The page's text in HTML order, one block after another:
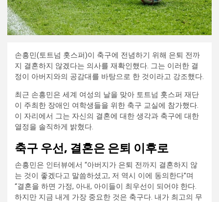
손흥민(토트넘 홋스퍼)이 축구에 전념하기 위해 은퇴 전까
지 결혼하지 않겠다는 의사를 재확인했다. 그는 이러한 결
정이 아버지와의 공감대를 바탕으로 한 것이라고 강조했다.
최근 손흥민은 세계 여성의 날을 맞아 토트넘 홋스퍼 재단
이 주최한 장애인 여학생들을 위한 축구 교실에 참가했다.
이 자리에서 그는 자신의 결혼에 대한 생각과 축구에 대한
열정을 솔직하게 밝혔다.
축구 우선, 결혼은 은퇴 이후로
손흥민은 인터뷰에서 “아버지가 은퇴 전까지 결혼하지 않
는 것이 좋겠다고 말씀하셨고, 저 역시 이에 동의한다”며
“결혼을 하면 가정, 아내, 아이들이 최우선이 되어야 한다.
하지만 지금 내게 가장 중요한 것은 축구다. 내가 최고의 무